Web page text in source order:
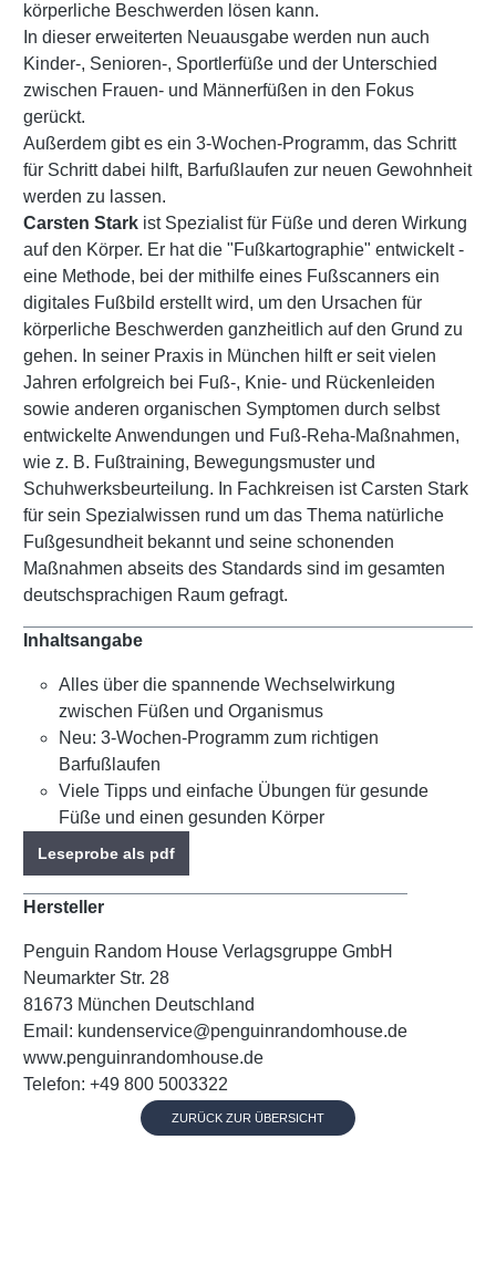
körperliche Beschwerden lösen kann.
In dieser erweiterten Neuausgabe werden nun auch
Kinder-, Senioren-, Sportlerfüße und der Unterschied
zwischen Frauen- und Männerfüßen in den Fokus
gerückt.
Außerdem gibt es ein 3-Wochen-Programm, das Schritt
für Schritt dabei hilft, Barfußlaufen zur neuen Gewohnheit
werden zu lassen.
Carsten Stark ist Spezialist für Füße und deren Wirkung
auf den Körper. Er hat die "Fußkartographie" entwickelt -
eine Methode, bei der mithilfe eines Fußscanners ein
digitales Fußbild erstellt wird, um den Ursachen für
körperliche Beschwerden ganzheitlich auf den Grund zu
gehen. In seiner Praxis in München hilft er seit vielen
Jahren erfolgreich bei Fuß-, Knie- und Rückenleiden
sowie anderen organischen Symptomen durch selbst
entwickelte Anwendungen und Fuß-Reha-Maßnahmen,
wie z. B. Fußtraining, Bewegungsmuster und
Schuhwerksbeurteilung. In Fachkreisen ist Carsten Stark
für sein Spezialwissen rund um das Thema natürliche
Fußgesundheit bekannt und seine schonenden
Maßnahmen abseits des Standards sind im gesamten
deutschsprachigen Raum gefragt.
Inhaltsangabe
Alles über die spannende Wechselwirkung
zwischen Füßen und Organismus
Neu: 3-Wochen-Programm zum richtigen
Barfußlaufen
Viele Tipps und einfache Übungen für gesunde
Füße und einen gesunden Körper
Leseprobe als pdf
Hersteller
Penguin Random House Verlagsgruppe GmbH
Neumarkter Str. 28
81673 München Deutschland
Email: kundenservice@penguinrandomhouse.de
www.penguinrandomhouse.de
Telefon: +49 800 5003322
ZURÜCK ZUR ÜBERSICHT